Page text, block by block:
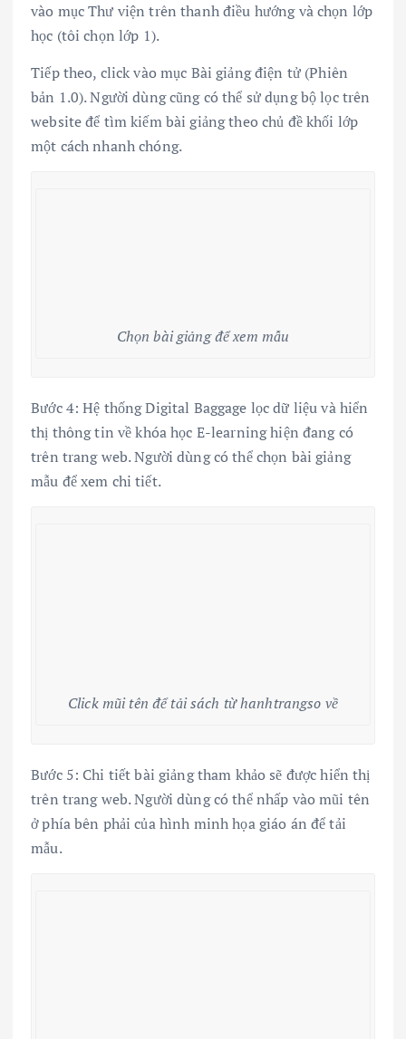
vào mục Thư viện trên thanh điều hướng và chọn lớp
học (tôi chọn lớp 1).
Tiếp theo, click vào mục Bài giảng điện tử (Phiên
bản 1.0). Người dùng cũng có thể sử dụng bộ lọc trên
website để tìm kiếm bài giảng theo chủ đề khối lớp
một cách nhanh chóng.
Chọn bài giảng để xem mẫu
Bước 4: Hệ thống Digital Baggage lọc dữ liệu và hiển
thị thông tin về khóa học E-learning hiện đang có
trên trang web. Người dùng có thể chọn bài giảng
mẫu để xem chi tiết.
Click mũi tên để tải sách từ hanhtrangso về
Bước 5: Chi tiết bài giảng tham khảo sẽ được hiển thị
trên trang web. Người dùng có thể nhấp vào mũi tên
ở phía bên phải của hình minh họa giáo án để tải
mẫu.